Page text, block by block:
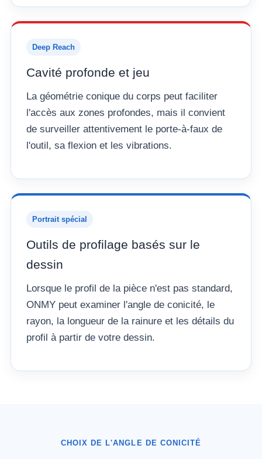
Deep Reach
Cavité profonde et jeu
La géométrie conique du corps peut faciliter
l'accès aux zones profondes, mais il convient
de surveiller attentivement le porte-à-faux de
l'outil, sa flexion et les vibrations.
Portrait spécial
Outils de profilage basés sur le
dessin
Lorsque le profil de la pièce n'est pas standard,
ONMY peut examiner l'angle de conicité, le
rayon, la longueur de la rainure et les détails du
profil à partir de votre dessin.
CHOIX DE L'ANGLE DE CONICITÉ